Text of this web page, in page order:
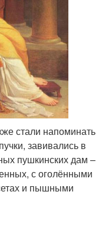
стали напоминать
завивались в
пушкинских дам –
с оголёнными
и пышными